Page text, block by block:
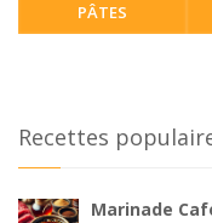
PÂTES
Recettes
Marinade